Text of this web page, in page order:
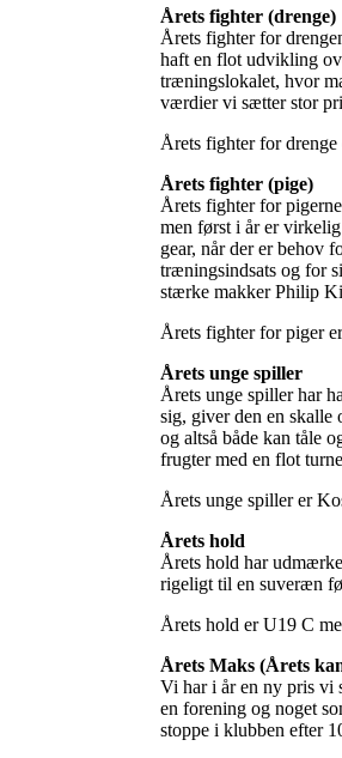
Årets fighter (drenge)
Årets fighter for
haft en flot udvikling
træningslokalet, hvor
værdier vi sætter stor
Årets fighter for
Årets fighter (pige)
Årets fighter for
men først i år er
gear, når der er behov
træningsindsats og for
stærke makker Philip
Årets fighter for piger
Årets unge spiller
Årets unge spiller har
sig, giver den en skalle
og altså både kan tåle
frugter med en flot
Årets unge spiller er
Årets hold
Årets hold har
rigeligt til en suveræn
Årets hold er U19 C
Årets Maks (Årets
Vi har i år en ny pris vi
en forening og noget
stoppe i klubben efter